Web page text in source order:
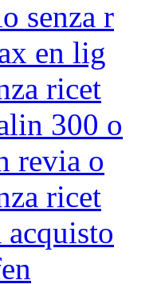
senza r
en lig
ricet
300 o
revia o
ricet